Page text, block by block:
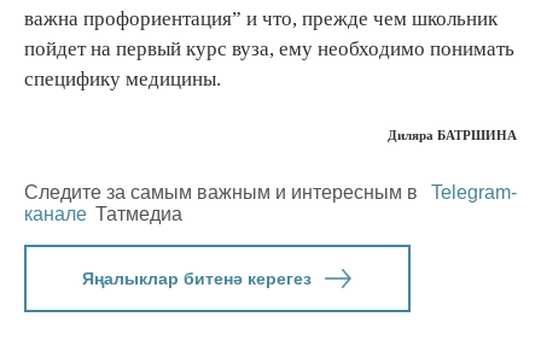
важна профориентация” и что, прежде чем школьник
пойдет на первый курс вуза, ему необходимо понимать
специфику медицины.
Диляра БАТРШИНА
Следите за самым важным и интересным в
Telegram-
канале Татмедиа
Яңалыклар битенә керегез